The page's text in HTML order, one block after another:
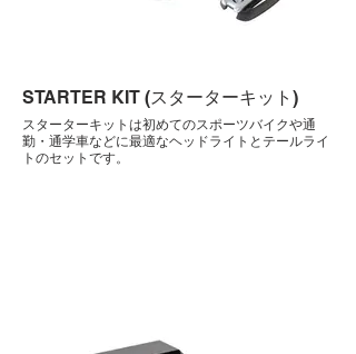
STARTER KIT (スターターキット)
スターターキットは初めてのスポーツバイクや通
勤・通学車などに最適なヘッドライトとテールライ
トのセットです。